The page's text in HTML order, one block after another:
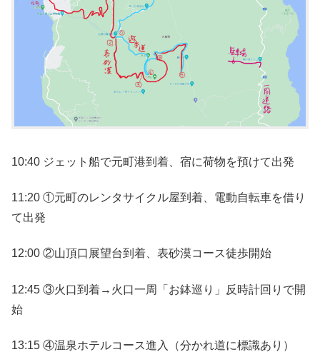
10:40 ジェット船で元町港到着、宿に荷物を預けて出発
11:20 ①元町のレンタサイクル屋到着、電動自転車を借り
て出発
12:00 ②山頂口展望台到着、表砂漠コース徒歩開始
12:45 ③火口到着→火口一周「お鉢巡り」反時計回りで開
始
13:15 ④温泉ホテルコース進入（分かれ道に標識あり）